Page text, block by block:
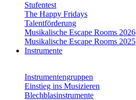
Stufentest
The Happy Fridays
Talentförderung
Musikalische Escape Rooms 2026
Musikalische Escape Rooms 2025
Instrumente
Instrumentengruppen
Einstieg ins Musizieren
Blechblasinstrumente